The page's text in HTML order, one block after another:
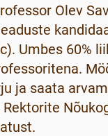
Olev
Umbes 60%
ja saata